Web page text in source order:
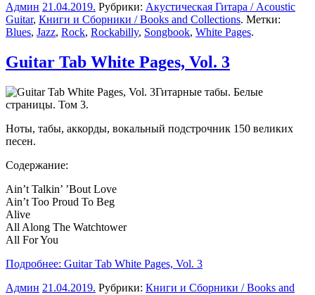
Админ 21.04.2019. Рубрики: Акустическая Гитара / Acoustic
Guitar, Книги и Сборники / Books and Collections. Метки:
Blues, Jazz, Rock, Rockabilly, Songbook, White Pages.
Guitar Tab White Pages, Vol. 3
Гитарные табы. Белые
страницы. Том 3.
Ноты, табы, аккорды, вокальный подстрочник 150 великих
песен.
Содержание:
Ain’t Talkin’ ’Bout Love
Ain’t Too Proud To Beg
Alive
All Along The Watchtower
All For You
Подробнее: Guitar Tab White Pages, Vol. 3
Админ 21.04.2019. Рубрики: Книги и Сборники / Books and